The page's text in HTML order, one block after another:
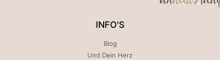
INFO'S
Blog
Und Dein Herz